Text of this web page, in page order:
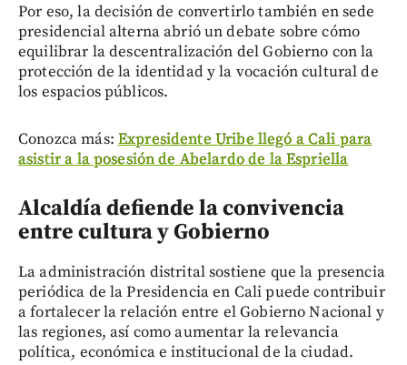
Por eso, la decisión de convertirlo también en sede
presidencial alterna abrió un debate sobre cómo
equilibrar la descentralización del Gobierno con la
protección de la identidad y la vocación cultural de
los espacios públicos.
Conozca más: Expresidente Uribe llegó a Cali para
asistir a la posesión de Abelardo de la Espriella
Alcaldía defiende la convivencia
entre cultura y Gobierno
La administración distrital sostiene que la presencia
periódica de la Presidencia en Cali puede contribuir
a fortalecer la relación entre el Gobierno Nacional y
las regiones, así como aumentar la relevancia
política, económica e institucional de la ciudad.